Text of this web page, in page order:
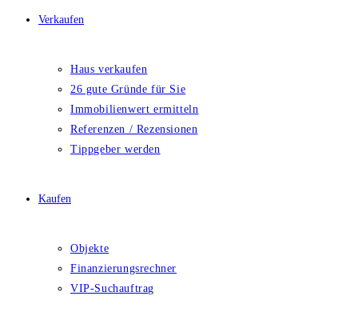
Verkaufen
Haus verkaufen
26 gute Gründe für Sie
Immobilienwert ermitteln
Referenzen / Rezensionen
Tippgeber werden
Kaufen
Objekte
Finanzierungsrechner
VIP-Suchauftrag